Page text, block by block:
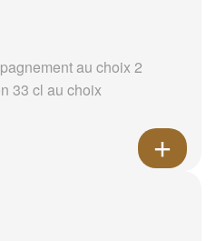
au choix 2
33 cl au choix